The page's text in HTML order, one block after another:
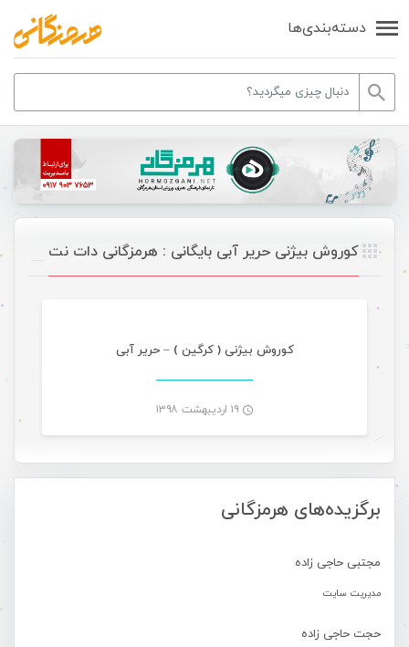
دسته‌بندی‌ها
برگزیده‌های هرمزگانی
مجتبی حاجی زاده
مدیریت سایت
حجت حاجی زاده
کوروش بیژنی حریر آبی بایگانی : هرمزگانی دات نت
کوروش بیژنی ( کرگین ) – حریر آبی
۱۹ اردیبهشت ۱۳۹۸